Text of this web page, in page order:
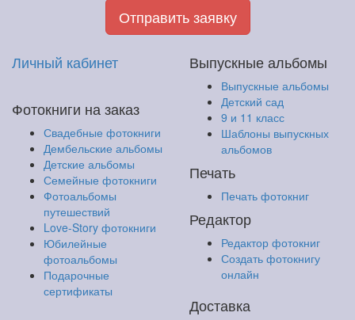
Отправить заявку
Личный кабинет
Фотокниги на заказ
Свадебные фотокниги
Дембельские альбомы
Детские альбомы
Семейные фотокниги
Фотоальбомы
путешествий
Love-Story фотокниги
Юбилейные
фотоальбомы
Подарочные
сертификаты
Выпускные альбомы
Выпускные альбомы
Детский сад
9 и 11 класс
Шаблоны выпускных
альбомов
Печать
Печать фотокниг
Редактор
Редактор фотокниг
Создать фотокнигу
онлайн
Доставка